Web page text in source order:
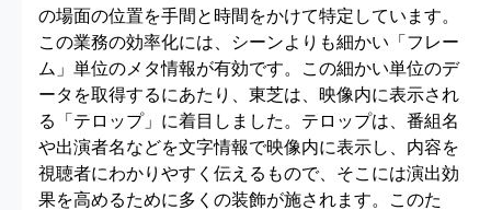
の場面の位置を手間と時間をかけて特定しています。
この業務の効率化には、シーンよりも細かい「フレー
ム」単位のメタ情報が有効です。この細かい単位のデ
ータを取得するにあたり、東芝は、映像内に表示され
る「テロップ」に着目しました。テロップは、番組名
や出演者名などを文字情報で映像内に表示し、内容を
視聴者にわかりやすく伝えるもので、そこには演出効
果を高めるために多くの装飾が施されます。このた